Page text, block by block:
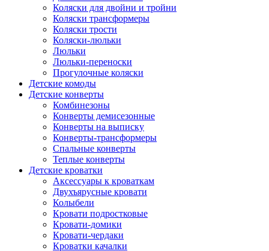
Коляски для двойни и тройни
Коляски трансформеры
Коляски трости
Коляски-люльки
Люльки
Люльки-переноски
Прогулочные коляски
Детские комоды
Детские конверты
Комбинезоны
Конверты демисезонные
Конверты на выписку
Конверты-трансформеры
Спальные конверты
Теплые конверты
Детские кроватки
Аксессуары к кроваткам
Двухъярусные кровати
Колыбели
Кровати подростковые
Кровати-домики
Кровати-чердаки
Кроватки качалки